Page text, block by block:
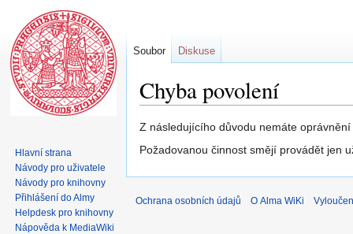
Chyba povolení
Skočit
na
Skočit
na
Z následujícího důvodu nemáte
Požadovanou činnost smějí provádět jen
Soubor Diskuse
Hlavní strana
Návody pro uživatele
Návody pro knihovny
Přihlášení do Almy
Helpdesk pro knihovny
Nápověda k MediaWiki
Ochrana osobních údajů O Alma WiKi